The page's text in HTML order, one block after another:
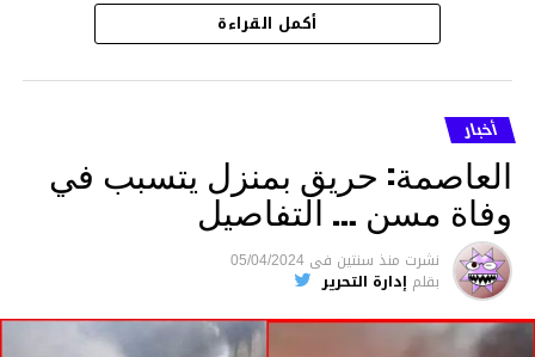
هذا وقد تمكن أعوان مركز الأمن الوطني بحي
هلال في توقيت قياسي من محاصرة المشتبه به
والقبض عليه وإحالته على التحقيق في خصوص
ما نُسبه إليه.
متابعة
قسم الاخبار
أكمل القراءة
أخبار
العاصمة: حريق بمنزل يتسبب في
وفاة مسن … التفاصيل
نشرت منذ سنتين فى 05/04/2024
بقلم إدارة التحرير